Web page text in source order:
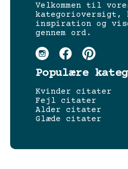
Velkommen til
kategorioversigt,
inspiration og
gennem ord.
Populære
Kvinder citater
Fejl citater
Alder citater
Glæde citater